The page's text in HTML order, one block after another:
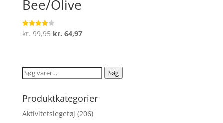
Bee/Olive
Vurderet
4
kr.99,95 Den
var:
kr. 99,95.
kr. 64,97Den
er:
kr. 64,97.
Søg
Søg
Produktkategorier
Aktivitetslegetøj (206)